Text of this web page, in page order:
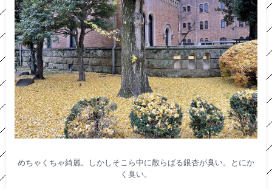
めちゃくちゃ綺麗。しかしそこら中に散らばる銀杏が臭い。とにか
く臭い。